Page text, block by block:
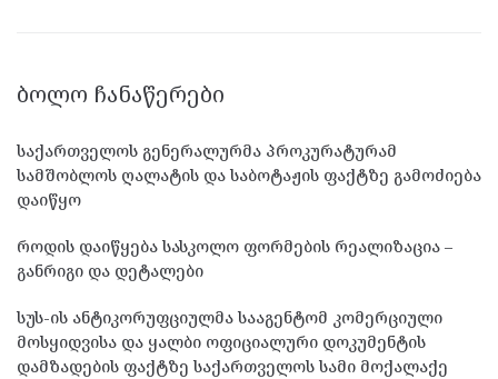
ᲑᲝᲚᲝ ᲩᲐᲜᲐᲬᲔᲠᲔᲑᲘ
საქართველოს გენერალურმა პროკურატურამ
სამშობლოს ღალატის და საბოტაჟის ფაქტზე გამოძიება
დაიწყო
როდის დაიწყება სასკოლო ფორმების რეალიზაცია –
განრიგი და დეტალები
სუს-ის ანტიკორუფციულმა სააგენტომ კომერციული
მოსყიდვისა და ყალბი ოფიციალური დოკუმენტის
დამზადების ფაქტზე საქართველოს სამი მოქალაქე